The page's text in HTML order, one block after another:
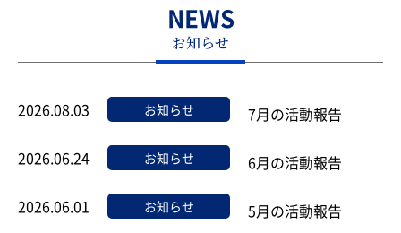
NEWS
お知らせ
2026.08.03 お知らせ 7月の活動報告
2026.06.24 お知らせ 6月の活動報告
2026.06.01 お知らせ 5月の活動報告